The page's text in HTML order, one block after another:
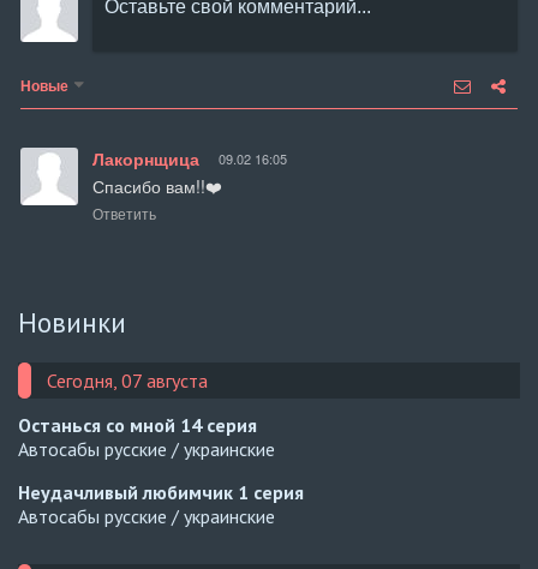
Новые
Лакорнщица 09.02 16:05
Спасибо вам!!❤️
Ответить
Новинки
Сегодня, 07 августа
Останься со мной 14 серия
Автосабы русские / украинские
Неудачливый любимчик 1 серия
Автосабы русские / украинские